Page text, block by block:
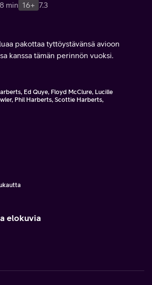
min 16+ 7.3
pakottaa tyttöystävänsä avioon
kanssa tämän perinnön vuoksi.
Ed Quye, Floyd McClure, Lucille
Phil Harberts, Scottie Harberts,
elokuvia